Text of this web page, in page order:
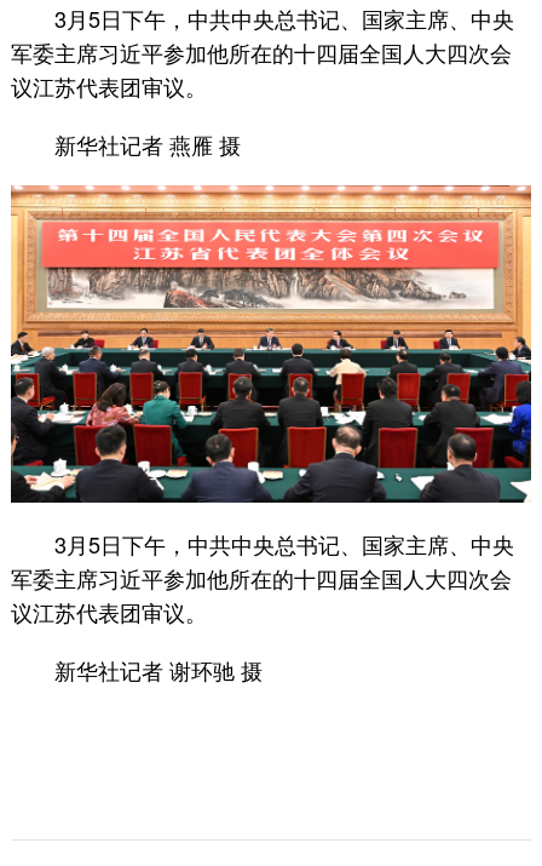
3月5日下午，中共中央总书记、国家主席、中央
军委主席习近平参加他所在的十四届全国人大四次会
议江苏代表团审议。
新华社记者 燕雁 摄
3月5日下午，中共中央总书记、国家主席、中央
军委主席习近平参加他所在的十四届全国人大四次会
议江苏代表团审议。
新华社记者 谢环驰 摄